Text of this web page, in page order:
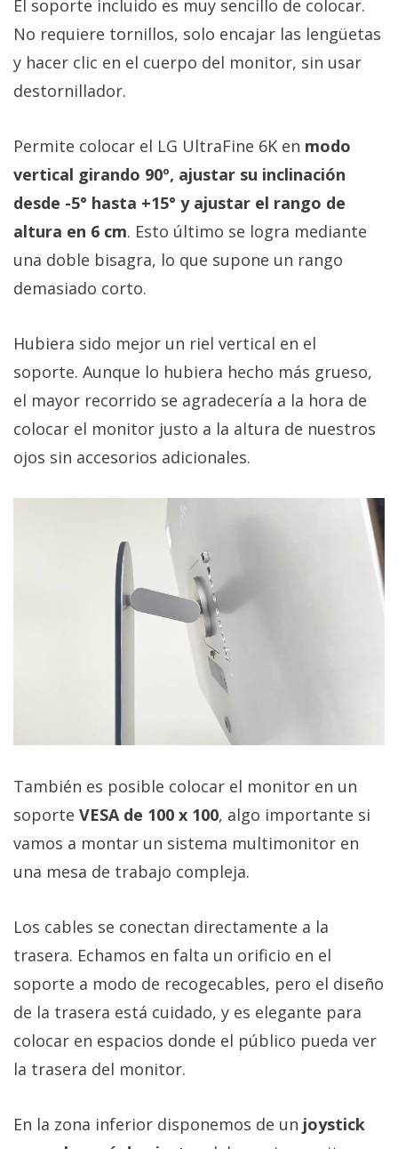
El soporte incluido es muy sencillo de colocar.
No requiere tornillos, solo encajar las lengüetas
y hacer clic en el cuerpo del monitor, sin usar
destornillador.
Permite colocar el LG UltraFine 6K en modo
vertical girando 90º, ajustar su inclinación
desde -5° hasta +15° y ajustar el rango de
altura en 6 cm. Esto último se logra mediante
una doble bisagra, lo que supone un rango
demasiado corto.
Hubiera sido mejor un riel vertical en el
soporte. Aunque lo hubiera hecho más grueso,
el mayor recorrido se agradecería a la hora de
colocar el monitor justo a la altura de nuestros
ojos sin accesorios adicionales.
También es posible colocar el monitor en un
soporte VESA de 100 x 100, algo importante si
vamos a montar un sistema multimonitor en
una mesa de trabajo compleja.
Los cables se conectan directamente a la
trasera. Echamos en falta un orificio en el
soporte a modo de recogecables, pero el diseño
de la trasera está cuidado, y es elegante para
colocar en espacios donde el público pueda ver
la trasera del monitor.
En la zona inferior disponemos de un joystick